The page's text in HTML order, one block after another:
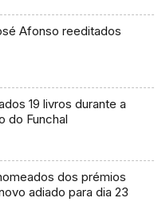
Afonso reeditados
19 livros durante a
do Funchal
dos prémios
adiado para dia 23